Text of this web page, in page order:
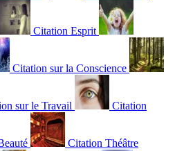
Citation Esprit
Citation sur la Conscience
sur le Travail Citation
Citation Théâtre